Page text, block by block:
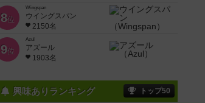
8位
Wingspan
ウイングスパン
2150名
9位
Azul
アズール
1903名
興味ありランキング トップ50